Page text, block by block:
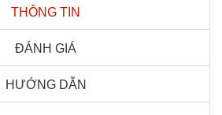
THÔNG TIN
ĐÁNH GIÁ
HƯỚNG DẪN